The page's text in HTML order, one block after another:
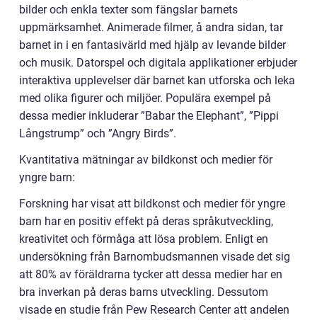
bilder och enkla texter som fängslar barnets
uppmärksamhet. Animerade filmer, å andra sidan, tar
barnet in i en fantasivärld med hjälp av levande bilder
och musik. Datorspel och digitala applikationer erbjuder
interaktiva upplevelser där barnet kan utforska och leka
med olika figurer och miljöer. Populära exempel på
dessa medier inkluderar ”Babar the Elephant”, ”Pippi
Långstrump” och ”Angry Birds”.
Kvantitativa mätningar av bildkonst och medier för
yngre barn:
Forskning har visat att bildkonst och medier för yngre
barn har en positiv effekt på deras språkutveckling,
kreativitet och förmåga att lösa problem. Enligt en
undersökning från Barnombudsmannen visade det sig
att 80% av föräldrarna tycker att dessa medier har en
bra inverkan på deras barns utveckling. Dessutom
visade en studie från Pew Research Center att andelen